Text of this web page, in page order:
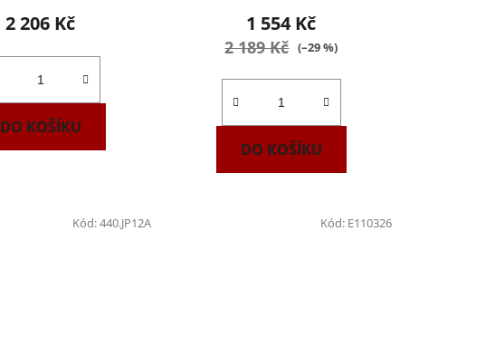
2 206 Kč
DO KOŠÍKU
produktu
je
5
hvězdiček.
1 554 Kč
2 189 Kč (–29 %)
DO KOŠÍKU
Kód:440.JP12A Kód: E110326